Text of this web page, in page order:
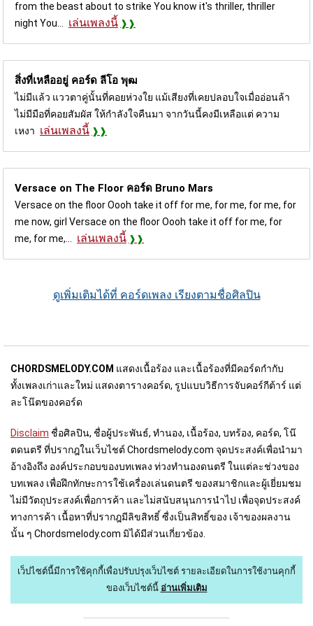
from the beast about to strike You know it's thriller, thriller
night You... เล่นเพลงนี้
สิ่งที่เหลืออยู่ คอร์ด ลีโอ พุฒ
ไม่มีแล้ว แววตาคู่นั้นที่คอยห่วงใย แม้เสียงที่เคยปลอบใจเมื่ออ่อนล้า
ไม่มีมือที่คอยสัมผัส ให้กำลังใจคืนมา จากวันนี้คงมีเหลือแต่ ความ
เหงา เล่นเพลงนี้
Versace on The Floor คอร์ด Bruno Mars
Versace on the floor Oooh take it off for me, for me, for me, for
me now, girl Versace on the floor Oooh take it off for me, for
me, for me,... เล่นเพลงนี้
ดูเพิ่มเติมได้ที่ คอร์ดเพลง เรียงตามชื่อศิลปิน
CHORDSMELODY.COM แสดงเนื้อร้อง และเนื้อร้องที่มีคอร์ดกำกับ
ทั้งเพลงเก่าและใหม่ แสดงตารางคอร์ด, รูปแบบวิธีการจับคอร์กีต้าร์ แต่
ละโน๊ตของคอร์ด
Disclaim ชื่อศิลปิน, ชื่อผู้ประพันธ์, ทำนอง, เนื้อร้อง, บทร้อง, คอร์ด, โน๊
ตดนตรี ที่ปรากฎในเว็บไชต์ Chordsmelody.com จุดประสงค์เพื่อนำมา
อ้างอิงถึง องค์ประกอบของบทเพลง ท่วงทำนองดนตรี ในแต่ละช่วงของ
บทเพลง เพื่อฝึกทักษะการใช้เครื่องเล่นดนตรี ของสมาชิกและผู้เยี่ยมชม
ไม่มีวัตถุประสงค์เพื่อการค้า และไม่สนับสนุนการนำไป เพื่อจุดประสงค์
ทางการค้า เนื้อหาที่ปรากฎมีลิขสิทธิ์ ซื่งเป็นสิทธิ์ของ เจ้าของผลงาน
นั้น ๆ Chordsmelody.com มิได้มีส่วนเกี่ยวข้อง.
เว็ปไซต์นี้มีการใช้คุกกี้เพื่อปรับปรุงเว็บไซต์ รายละเอียดในการใช้งานคุกกี้
ของเว็บไซต์นี้ อ่านเพิ่มเติม